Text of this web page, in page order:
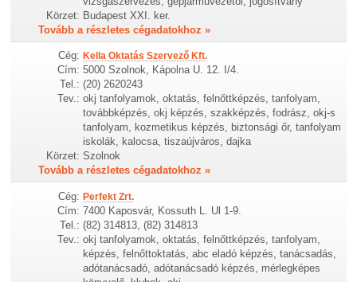
Körzet: Budapest XXI. ker.
Tovább a részletes cégadatokhoz »
Cég: Kella Oktatás Szervező Kft.
Cím: 5000 Szolnok, Kápolna U. 12. I/4.
Tel.: (20) 2620243
Tev.: okj tanfolyamok, oktatás, felnőttképzés, tanfolyam,
továbbképzés, okj képzés, szakképzés, fodrász, okj-s
tanfolyam, kozmetikus képzés, biztonsági őr, tanfolyam
iskolák, kalocsa, tiszaújváros, dajka
Körzet: Szolnok
Tovább a részletes cégadatokhoz »
Cég: Perfekt Zrt.
Cím: 7400 Kaposvár, Kossuth L. Ul 1-9.
Tel.: (82) 314813, (82) 314813
Tev.: okj tanfolyamok, oktatás, felnőttképzés, tanfolyam,
képzés, felnőttoktatás, abc eladó képzés, tanácsadás,
adótanácsadó, adótanácsadó képzés, mérlegképes